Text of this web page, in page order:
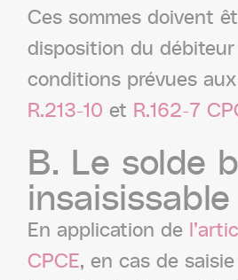
Ces sommes doivent
disposition du
conditions prévues
R.213-10 et R.162-7
B. Le solde
insaisissable
En application de
CPCE, en cas de